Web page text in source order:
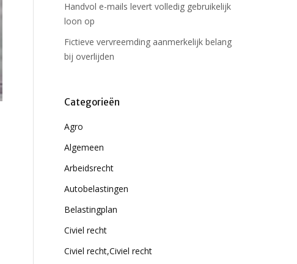
Handvol e-mails levert volledig gebruikelijk
loon op
Fictieve vervreemding aanmerkelijk belang
bij overlijden
Categorieën
Agro
Algemeen
Arbeidsrecht
Autobelastingen
Belastingplan
Civiel recht
Civiel recht,Civiel recht